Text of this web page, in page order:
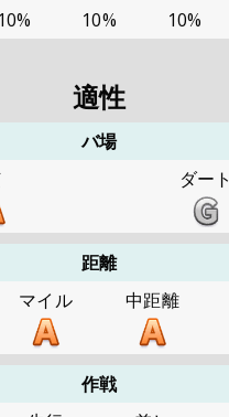
10% 10% 10%
適性
バ場
ダート
距離
マイル 中距離
作戦